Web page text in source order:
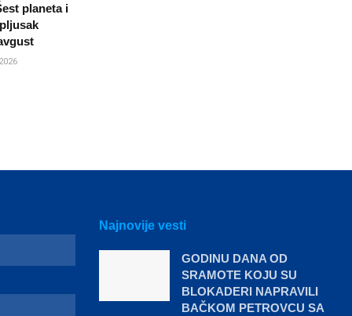
planeta i
Najnovije vesti
GODINU DANA OD
SRAMOTE KOJU SU
BLOKADERI NAPRAVILI
BAČKOM PETROVCU SA